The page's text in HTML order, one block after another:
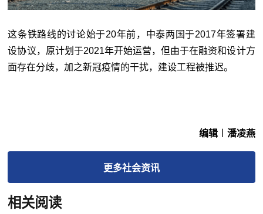
这条铁路线的讨论始于20年前，中泰两国于2017年签署建
设协议，原计划于2021年开始运营，但由于在融资和设计方
面存在分歧，加之新冠疫情的干扰，建设工程被推迟。
编辑︱潘凌燕
更多社会资讯
相关阅读